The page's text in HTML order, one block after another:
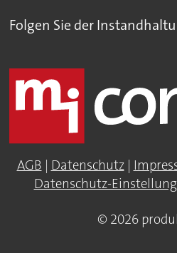
Folgen Sie der
AGB | Datenschutz|
Datenschutz-
© 2026